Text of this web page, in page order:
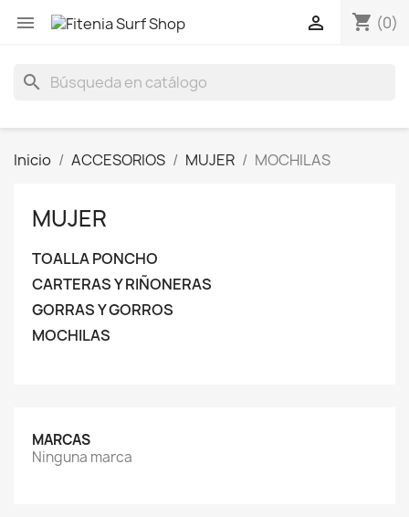
 shopping_cart (0)

search
Inicio ACCESORIOS MUJER MOCHILAS
MUJER
TOALLA PONCHO
CARTERAS Y RIÑONERAS
GORRAS Y GORROS
MOCHILAS
MARCAS
Ninguna marca